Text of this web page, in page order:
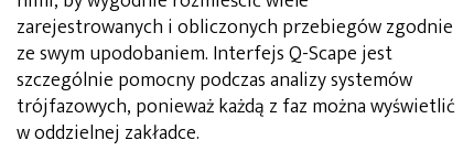
zarejestrowanych i obliczonych przebiegów zgodnie
ze swym upodobaniem. Interfejs Q-Scape jest
szczególnie pomocny podczas analizy systemów
trójfazowych, ponieważ każdą z faz można wyświetlić
w oddzielnej zakładce.